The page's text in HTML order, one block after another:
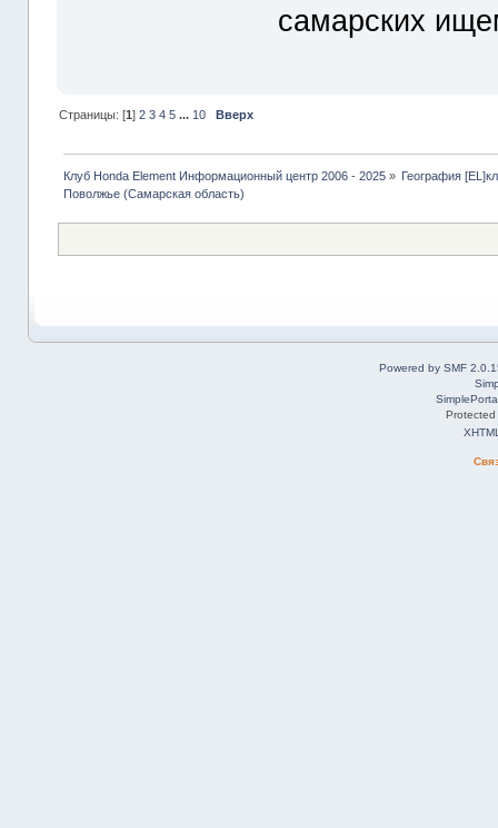
самарских
Страницы: [1] 2 3 4 5 ... 10 Вверх
Клуб Honda Element Информационный центр 2006 - 2025» География
Поволжье (Самарская область)
Powered by SMF